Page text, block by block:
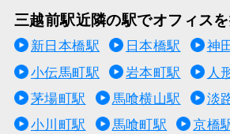
三越前駅近隣の駅でオフィス
新日本橋駅 日本橋駅
神
小伝馬町駅
岩本町駅
人
茅場町駅
馬喰横山駅
淡
小川町駅
馬喰町駅 京橋